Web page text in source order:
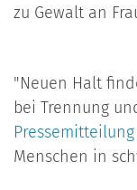
zu Gewalt an
"Neuen Halt
bei Trennung
Pressemitteilung
Menschen in